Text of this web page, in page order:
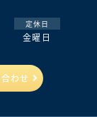
定休日
金曜日
わせ